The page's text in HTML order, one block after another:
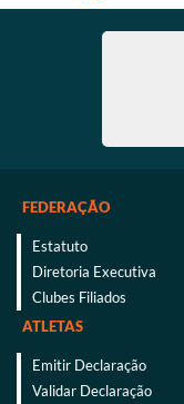
FEDERAÇÃO
Estatuto
Diretoria Executiva
Clubes Filiados
ATLETAS
Emitir Declaração
Validar Declaração